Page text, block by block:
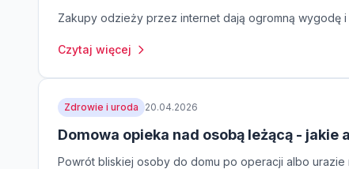
Zakupy odzieży przez internet dają ogromną wygodę
Czytaj więcej
Zdrowie i uroda 20.04.2026
Domowa opieka nad osobą leżącą -
Powrót bliskiej osoby do domu po operacji albo